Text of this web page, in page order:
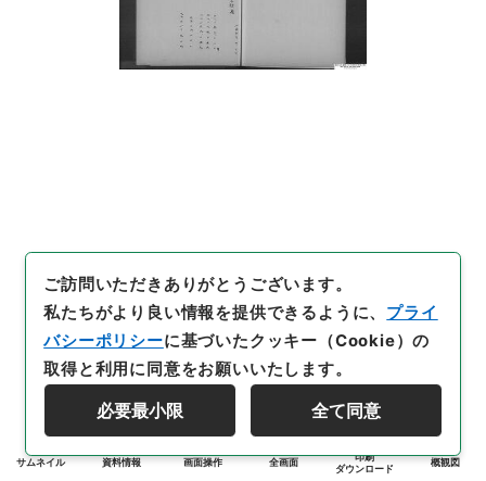
サムネイル 資料情報 画面操作 全画面
印刷
ダウンロード
概観図
ご訪問いただきありがとうございます。
私たちがより良い情報を提供できるように、 プライ
バシーポリシーに基づいたクッキー（Cookie）の
取得と利用に同意をお願いいたします。
必要最小限 全て同意